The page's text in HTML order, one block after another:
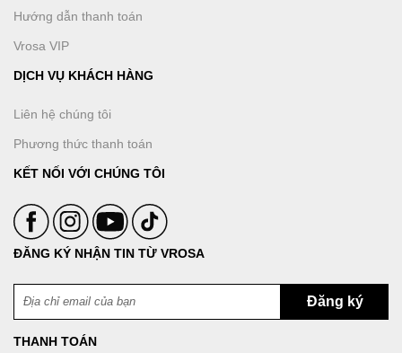
Hướng dẫn thanh toán
Vrosa VIP
DỊCH VỤ KHÁCH HÀNG
Liên hệ chúng tôi
Phương thức thanh toán
KẾT NỐI VỚI CHÚNG TÔI
ĐĂNG KÝ NHẬN TIN TỪ VROSA
THANH TOÁN